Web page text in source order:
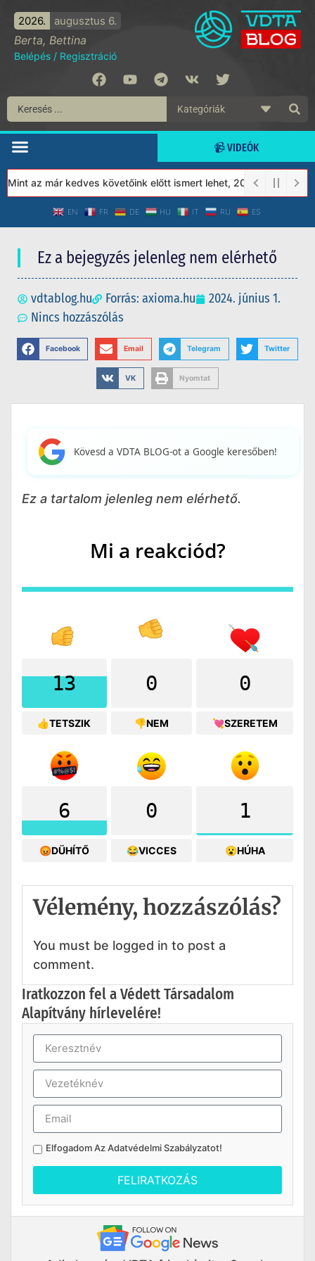
2026. augusztus 6.
Berta, Bettina
Belépés / Regisztráció
📹 VIDEÓK
az már kedves követőink előtt ismert lehet, 2023-tól a
EN FR DE HU IT RU ES
Ez a bejegyzés jelenleg nem elérhető
vdtablog.hu Forrás: axioma.hu
2024. június 1.
Nincs hozzászólás
Facebook Email Telegram Twitter
VK Nyomtat
Kövesd a VDTA BLOG-ot a Google keresőben!
Ez a tartalom jelenleg nem elérhető.
Mi a reakciód?
13
👍TETSZIK
0
👎NEM
0
💘SZERETEM
6
😡DÜHÍTŐ
0
😂VICCES
1
😮HÚHA
Vélemény, hozzászólás?
You must be logged in to post a
comment.
Iratkozzon fel a Védett Társadalom
Alapítvány hírlevelére!
Elfogadom AzAdatvédelmi Szabályzatot!
FELIRATKOZÁS